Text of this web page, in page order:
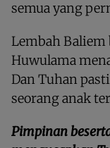
semua yang
Lembah Baliem
Huwulama
Dan Tuhan
seorang anak
Pimpinan